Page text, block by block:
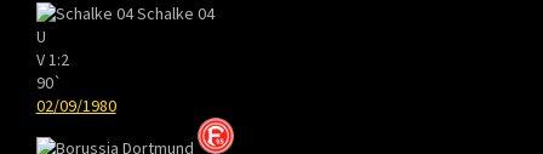
Schalke 04
U
V 1:2
90`
02/09/1980